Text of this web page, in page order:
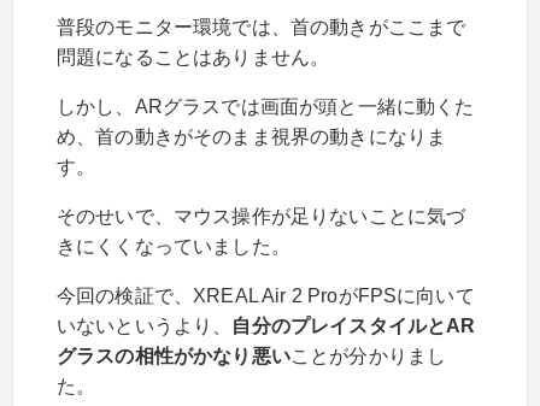
普段のモニター環境では、首の動きがここまで
問題になることはありません。
しかし、ARグラスでは画面が頭と一緒に動くた
め、首の動きがそのまま視界の動きになりま
す。
そのせいで、マウス操作が足りないことに気づ
きにくくなっていました。
今回の検証で、XREAL Air 2 ProがFPSに向いて
いないというより、 自分のプレイスタイルとAR
グラスの相性がかなり悪いことが分かりまし
た。